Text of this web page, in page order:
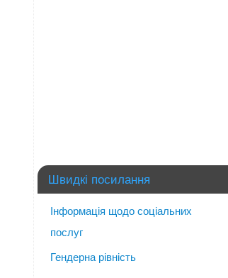
Швидкі посилання
Інформація щодо соціальних
послуг
Гендерна рівність